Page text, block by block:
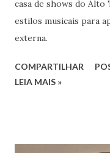
casa de shows do Alto
estilos musicais para
externa.
COMPARTILHAR
LEIA MAIS »